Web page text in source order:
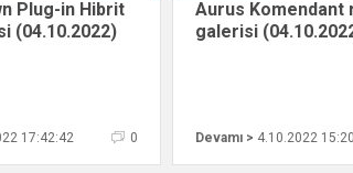
Plug-in Hibrit
(04.10.2022)
17:42:42 0
Aurus Komendant
galerisi
Devamı > 4.10.2022